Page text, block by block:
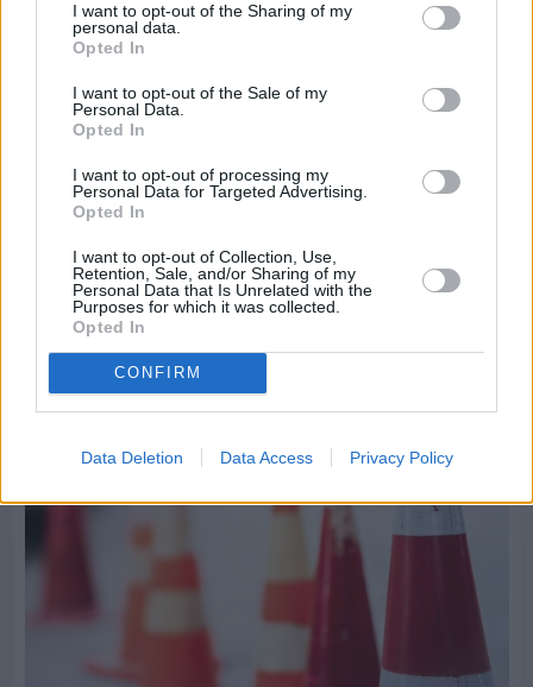
I want to opt-out of the Sharing of my
personal data.
Opted In
I want to opt-out of the Sale of my
Personal Data.
Opted In
I want to opt-out of processing my
Personal Data for Targeted Advertising.
Opted In
I want to opt-out of Collection, Use,
Retention, Sale, and/or Sharing of my
Personal Data that Is Unrelated with the
Purposes for which it was collected.
Opted In
CONFIRM
Data Deletion Data Access Privacy Policy
Τρίτος στη σφαιροβολία στη διεθνή συνάντηση
Ελλάδας–Κύπρου Κ18 ο Δημήτρης Τέλλιος